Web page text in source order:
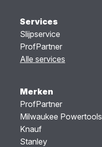
Services
Slijpservice
ProfPartner
Alle services
Merken
ProfPartner
Milwaukee Powertools
Knauf
Stanley